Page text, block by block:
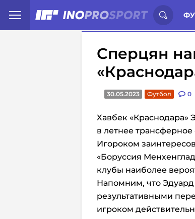
Иностранцы о спорте
Сперцян
30.05.2023 Футбол 0
Хавбек «Краснодара»
в летнее трансферное
Игороком
«Боруссия
клубы наиболее
Напомним, что Эдуард
результативными
игроком